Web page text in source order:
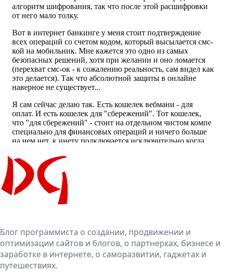
Блог программиста о создании, продвижении и
оптимизации сайтов и блогов, о партнерках, бизнесе и
заработке в интернете, о саморазвитии, гаджетах и
путешествиях.